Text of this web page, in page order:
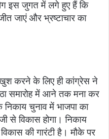
इस जुगत में लगे हुए हैं कि
जाएं और भ्रष्टाचार का
करने के लिए ही कांग्रेस ने
समारोह में आने तक मना कर
निकाय चुनाव में भाजपा का
से विकास होगा। निकाय
की गारंटी है। मौके पर